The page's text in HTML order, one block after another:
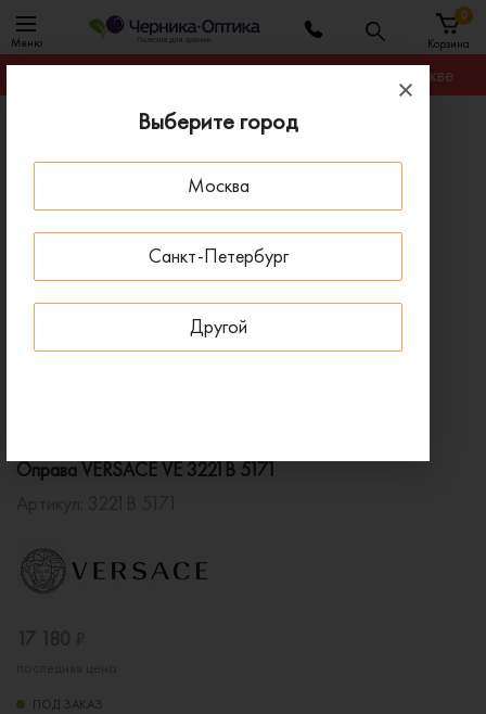
Выберите город
Москва
Санкт-Петербург
Другой
Меню Корзина
0
Гарантируем лучшую цену на любую оправу в Москве
Оправы для очков
Оправа VERSACE VE 3221B 5171
Оправа VERSACE VE 3221B 5171
ПОД ЗАКАЗ
ПОД ЗАКАЗ